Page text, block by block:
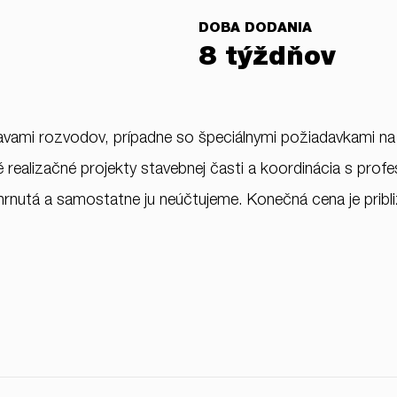
DOBA DODANIA
8 týždňov
rozvodov, prípadne so špeciálnymi požiadavkami
projekty stavebnej časti a koordinácia s
a samostatne ju neúčtujeme. Konečná cena je